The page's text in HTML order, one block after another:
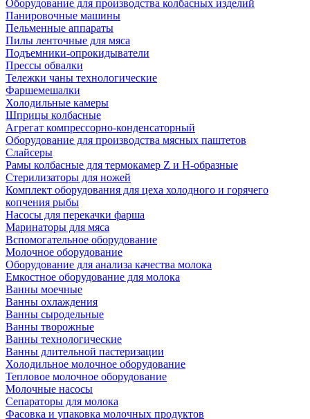
Оборудование для производства колбасных изделий
Панировочные машины
Пельменные аппараты
Пилы ленточные для мяса
Подъемники-опрокидыватели
Прессы обвалки
Тележки чаны технологические
Фаршемешалки
Холодильные камеры
Шприцы колбасные
Агрегат компрессорно-конденсаторный
Оборудование для производства мясных паштетов
Слайсеры
Рамы колбасные для термокамер Z и H-образные
Стерилизаторы для ножей
Комплект оборудования для цеха холодного и горячего
копчения рыбы
Насосы для перекачки фарша
Маринаторы для мяса
Вспомогательное оборудование
Молочное оборудование
Оборудование для анализа качества молока
Емкостное оборудование для молока
Ванны моечные
Ванны охлаждения
Ванны сыродельные
Ванны творожные
Ванны технологические
Ванны длительной пастеризации
Холодильное молочное оборудование
Тепловое молочное оборудование
Молочные насосы
Сепараторы для молока
Фасовка и упаковка молочных продуктов